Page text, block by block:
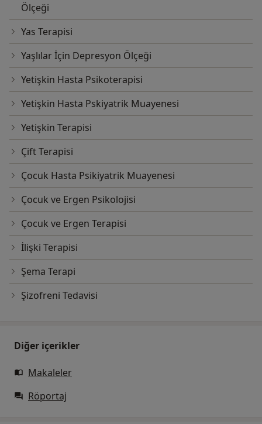
Ölçeği
Yas Terapisi
Yaşlılar İçin Depresyon Ölçeği
Yetişkin Hasta Psikoterapisi
Yetişkin Hasta Pskiyatrik Muayenesi
Yetişkin Terapisi
Çift Terapisi
Çocuk Hasta Psikiyatrik Muayenesi
Çocuk ve Ergen Psikolojisi
Çocuk ve Ergen Terapisi
İlişki Terapisi
Şema Terapi
Şizofreni Tedavisi
Diğer içerikler
Makaleler
Röportaj